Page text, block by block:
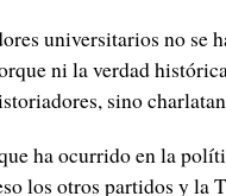
universitarios no se
ni la verdad
sino
ha ocurrido en la
los otros partidos y la